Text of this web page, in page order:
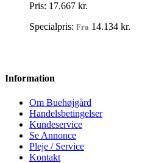
Pris: 17.667 kr.
Specialpris: Fra 14.134 kr.
Information
Om Buehøjgård
Handelsbetingelser
Kundeservice
Se Annonce
Pleje / Service
Kontakt